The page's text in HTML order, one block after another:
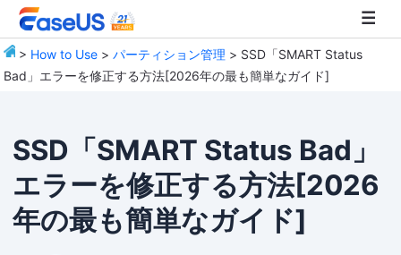
> How to Use >パーティション管理 > SSD「SMART Status
Bad」エラーを修正する方法[2026年の最も簡単なガイド]
SSD「SMART Status Bad」
エラーを修正する方法[2026
年の最も簡単なガイド]